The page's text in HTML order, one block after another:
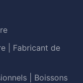
| Fabricant de
| Boissons